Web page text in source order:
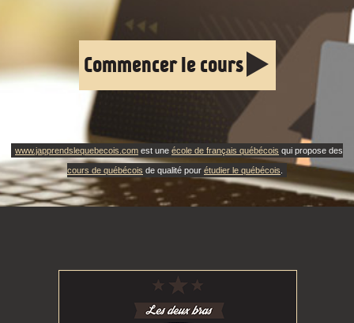
Commencer le cours
www.japprendslequebecois.com est une école de français québécois qui propose des
cours de québécois de qualité pour étudier le québécois